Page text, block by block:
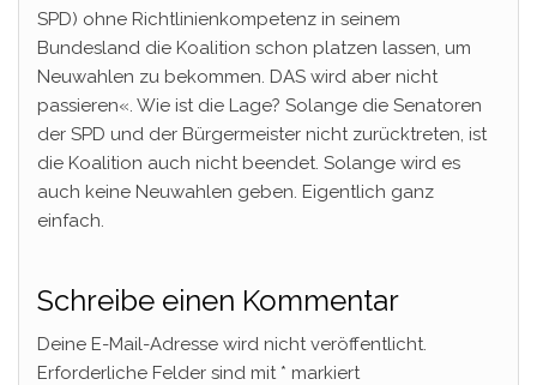
SPD) ohne Richtlinienkompetenz in seinem
Bundesland die Koalition schon platzen lassen, um
Neuwahlen zu bekommen. DAS wird aber nicht
passieren«. Wie ist die Lage? Solange die Senatoren
der SPD und der Bürgermeister nicht zurücktreten, ist
die Koalition auch nicht beendet. Solange wird es
auch keine Neuwahlen geben. Eigentlich ganz
einfach.
Schreibe einen Kommentar
Deine E-Mail-Adresse wird nicht veröffentlicht.
Erforderliche Felder sind mit * markiert